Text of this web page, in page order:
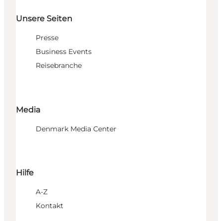
Unsere Seiten
Presse
Business Events
Reisebranche
Media
Denmark Media Center
Hilfe
A-Z
Kontakt